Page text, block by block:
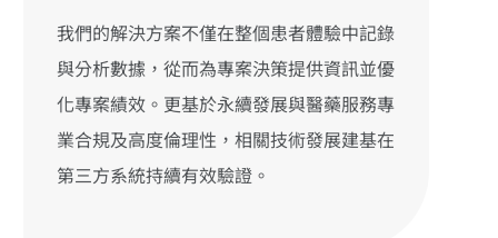
我們的解決方案不僅在整個患者體驗中記錄
與分析數據，從而為專案決策提供資訊並優
化專案績效。更基於永續發展與醫藥服務專
業合規及高度倫理性，相關技術發展建基在
第三方系統持續有效驗證。